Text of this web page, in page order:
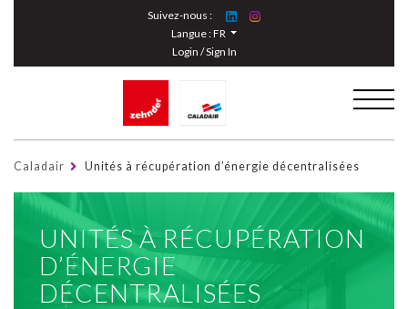
Suivez-nous :
Langue :FR
Login / Sign In
Caladair Unités à récupération d’énergie décentralisées
UNITÉS À RÉCUPÉRATION
D’ÉNERGIE
DÉCENTRALISÉES
Cookies management panel